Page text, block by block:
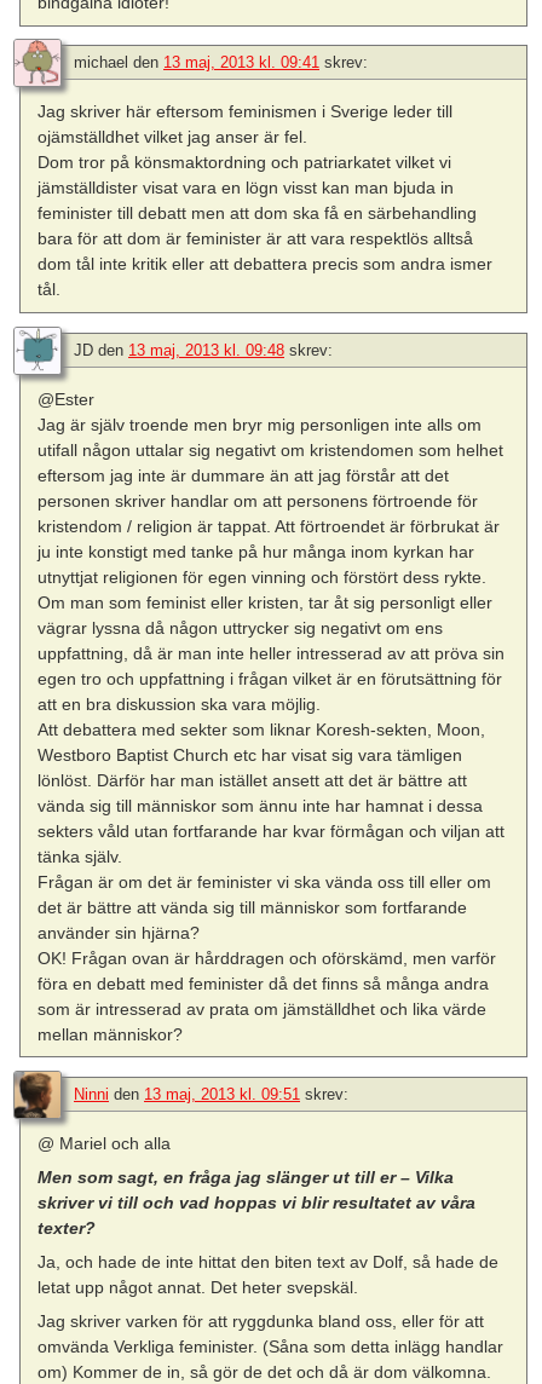
michael den 13 maj, 2013 kl. 09:41 skrev:
Jag skriver här eftersom feminismen i Sverige leder till
ojämställdhet vilket jag anser är fel.
Dom tror på könsmaktordning och patriarkatet vilket vi
jämställdister visat vara en lögn visst kan man bjuda in
feminister till debatt men att dom ska få en särbehandling
bara för att dom är feminister är att vara respektlös alltså
dom tål inte kritik eller att debattera precis som andra ismer
tål.
JD den 13 maj, 2013 kl. 09:48 skrev:
@Ester
Jag är själv troende men bryr mig personligen inte alls om
utifall någon uttalar sig negativt om kristendomen som helhet
eftersom jag inte är dummare än att jag förstår att det
personen skriver handlar om att personens förtroende för
kristendom / religion är tappat. Att förtroendet är förbrukat är
ju inte konstigt med tanke på hur många inom kyrkan har
utnyttjat religionen för egen vinning och förstört dess rykte.
Om man som feminist eller kristen, tar åt sig personligt eller
vägrar lyssna då någon uttrycker sig negativt om ens
uppfattning, då är man inte heller intresserad av att pröva sin
egen tro och uppfattning i frågan vilket är en förutsättning för
att en bra diskussion ska vara möjlig.
Att debattera med sekter som liknar Koresh-sekten, Moon,
Westboro Baptist Church etc har visat sig vara tämligen
lönlöst. Därför har man istället ansett att det är bättre att
vända sig till människor som ännu inte har hamnat i dessa
sekters våld utan fortfarande har kvar förmågan och viljan att
tänka själv.
Frågan är om det är feminister vi ska vända oss till eller om
det är bättre att vända sig till människor som fortfarande
använder sin hjärna?
OK! Frågan ovan är hårddragen och oförskämd, men varför
föra en debatt med feminister då det finns så många andra
som är intresserad av prata om jämställdhet och lika värde
mellan människor?
Ninni den 13 maj, 2013 kl. 09:51 skrev:
@ Mariel och alla
Men som sagt, en fråga jag slänger ut till er – Vilka
skriver vi till och vad hoppas vi blir resultatet av våra
texter?
Ja, och hade de inte hittat den biten text av Dolf, så hade de
letat upp något annat. Det heter svepskäl.
Jag skriver varken för att ryggdunka bland oss, eller för att
omvända Verkliga feminister. (Såna som detta inlägg handlar
om) Kommer de in, så gör de det och då är dom välkomna.